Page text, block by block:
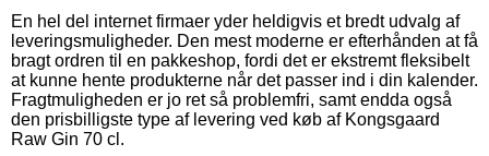
En hel del internet firmaer yder heldigvis et bredt udvalg af
leveringsmuligheder. Den mest moderne er efterhånden at få
bragt ordren til en pakkeshop, fordi det er ekstremt fleksibelt
at kunne hente produkterne når det passer ind i din kalender.
Fragtmuligheden er jo ret så problemfri, samt endda også
den prisbilligste type af levering ved køb af Kongsgaard
Raw Gin 70 cl.